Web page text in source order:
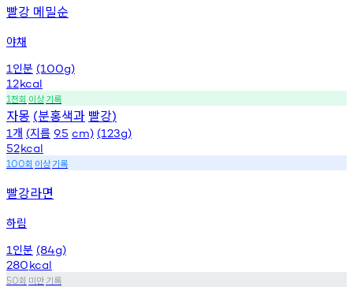
빨강 메밀순
야채
1 인분 (100g)
12kcal
1천회 이상기록
자몽 (분홍색과 빨강)
1 개 (지름 9.5 cm) (123g)
52kcal
100회 이상기록
빨강라면
하림
1 인분 (84g)
280kcal
50회 미만기록